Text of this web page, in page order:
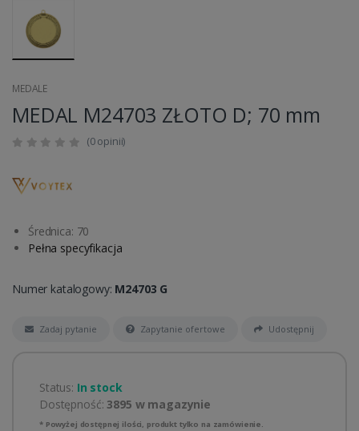
MEDALE
MEDAL M24703 ZŁOTO D; 70 mm
(0 opinii)
Średnica: 70
Pełna specyfikacja
Numer katalogowy: M24703 G
Zadaj pytanie Zapytanie ofertowe Udostępnij
Status: In stock
Dostępność:3895 w magazynie
* Powyżej dostępnej ilości, produkt tylko na zamówienie.